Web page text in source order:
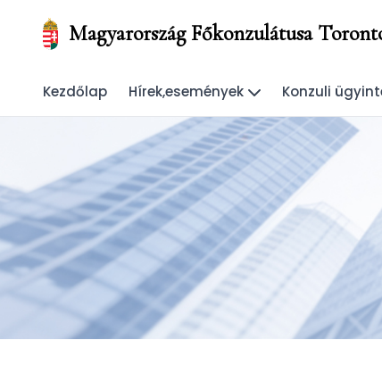
Magyarország Főkonzulátusa
Kezdőlap Hírek,események Konzuli